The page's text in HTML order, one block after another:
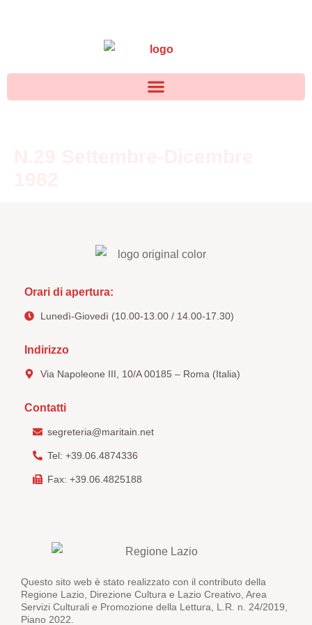
Orari di apertura:
Lunedì-Giovedì (10.00-13.00 / 14.00-17.30)
Indirizzo
Via Napoleone III, 10/A 00185 – Roma (Italia)
Contatti
segreteria@maritain.net
Tel: +39.06.4874336
Fax: +39.06.4825188
Questo sito web è stato realizzato con il contributo della
Regione Lazio, Direzione Cultura e Lazio Creativo, Area
Servizi Culturali e Promozione della Lettura, L.R. n. 24/2019,
Piano 2022.